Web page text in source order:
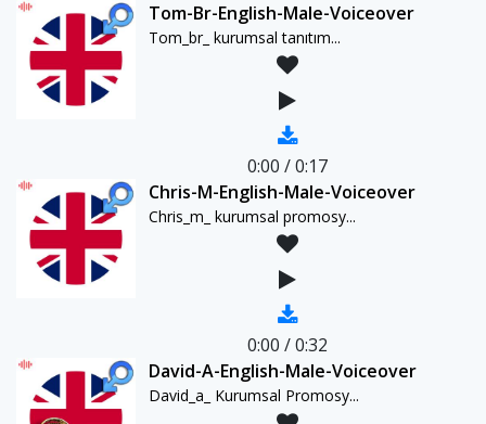
Tom-Br-English-Male-Voiceover
Tom_br_ kurumsal tanıtım...
0:00 /0:17
Chris-M-English-Male-Voiceover
Chris_m_ kurumsal promosy...
0:00 /0:32
David-A-English-Male-Voiceover
David_a_ Kurumsal Promosy...